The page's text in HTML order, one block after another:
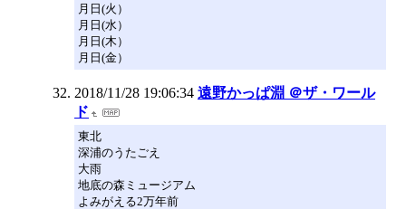
月日(火）
月日(水）
月日(木）
月日(金）
2018/11/28 19:06:34 遠野かっぱ淵 ＠ザ・ワール
ド
東北
深浦のうたごえ
大雨
地底の森ミュージアム
よみがえる2万年前